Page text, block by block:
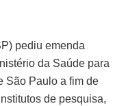
pediu emenda
da Saúde para
São Paulo a fim de
de pesquisa,